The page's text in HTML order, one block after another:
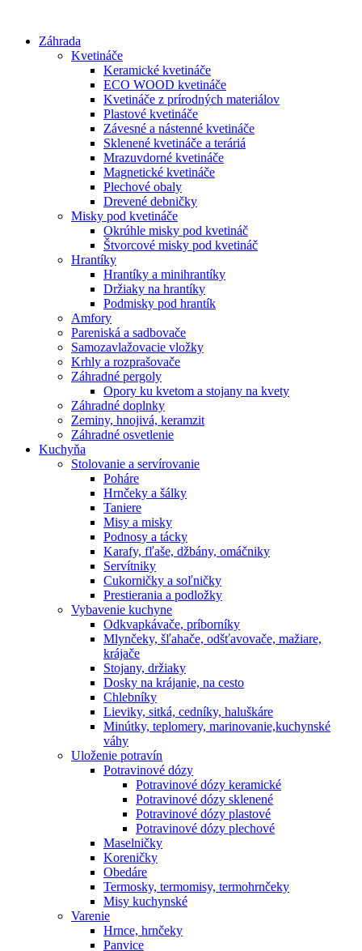
obsah
Záhrada
Kvetináče
Keramické kvetináče
ECO WOOD kvetináče
Kvetináče z prírodných materiálov
Plastové kvetináče
Závesné a nástenné kvetináče
Sklenené kvetináče a teráriá
Mrazuvdorné kvetináče
Magnetické kvetináče
Plechové obaly
Drevené debničky
Misky pod kvetináče
Okrúhle misky pod kvetináč
Štvorcové misky pod kvetináč
Hrantíky
Hrantíky a minihrantíky
Držiaky na hrantíky
Podmisky pod hrantík
Amfory
Pareniská a sadbovače
Samozavlažovacie vložky
Krhly a rozprašovače
Záhradné pergoly
Opory ku kvetom a stojany na kvety
Záhradné doplnky
Zeminy, hnojivá, keramzit
Záhradné osvetlenie
Kuchyňa
Stolovanie a servírovanie
Poháre
Hrnčeky a šálky
Taniere
Misy a misky
Podnosy a tácky
Karafy, fľaše, džbány, omáčniky
Servítniky
Cukorničky a soľničky
Prestierania a podložky
Vybavenie kuchyne
Odkvapkávače, príborníky
Mlynčeky, šľahače, odšťavovače, mažiare,
krájače
Stojany, držiaky
Dosky na krájanie, na cesto
Chlebníky
Lieviky, sitká, cedníky, haluškáre
Minútky, teplomery, marinovanie,kuchynské
váhy
Uloženie potravín
Potravinové dózy
Potravinové dózy keramické
Potravinové dózy sklenené
Potravinové dózy plastové
Potravinové dózy plechové
Maselničky
Koreničky
Obedáre
Termosky, termomisy, termohrnčeky
Misy kuchynské
Varenie
Hrnce, hrnčeky
Panvice